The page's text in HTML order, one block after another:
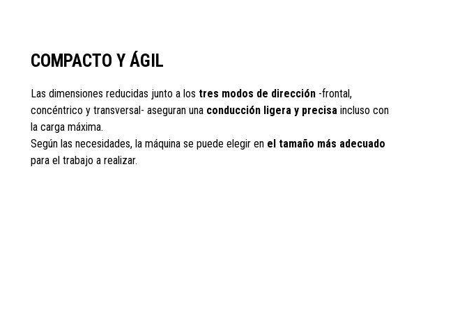
COMPACTO Y ÁGIL
Las dimensiones reducidas junto a los tres modos de dirección-frontal,
concéntrico y transversal- aseguran una conducción ligera y precisaincluso con
la carga máxima.
Según las necesidades, la máquina se puede elegir en el tamaño más adecuado
para el trabajo a realizar.